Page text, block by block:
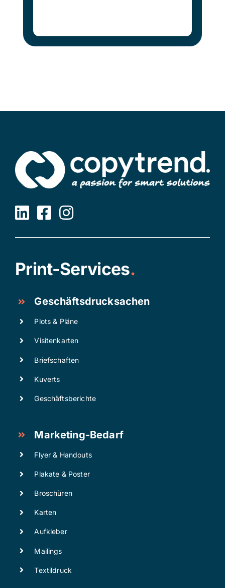
Print-Services.
Geschäftsdrucksachen
Plots & Pläne
Visitenkarten
Briefschaften
Kuverts
Geschäftsberichte
Marketing-Bedarf
Flyer & Handouts
Plakate & Poster
Broschüren
Karten
Aufkleber
Mailings
Textildruck